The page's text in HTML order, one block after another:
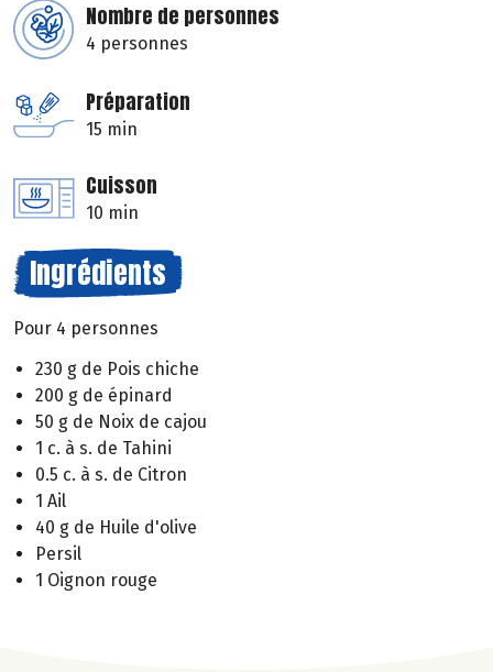
Nombre de personnes
4 personnes
Préparation
15 min
Cuisson
10 min
Ingrédients
Pour 4 personnes
230 g de Pois chiche
200 g de épinard
50 g de Noix de cajou
1 c. à s. de Tahini
0.5 c. à s. de Citron
1 Ail
40 g de Huile d'olive
Persil
1 Oignon rouge